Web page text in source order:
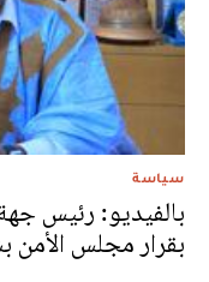
سياسة
بالفيديو: رئيس
بقرار مجلس الأمن